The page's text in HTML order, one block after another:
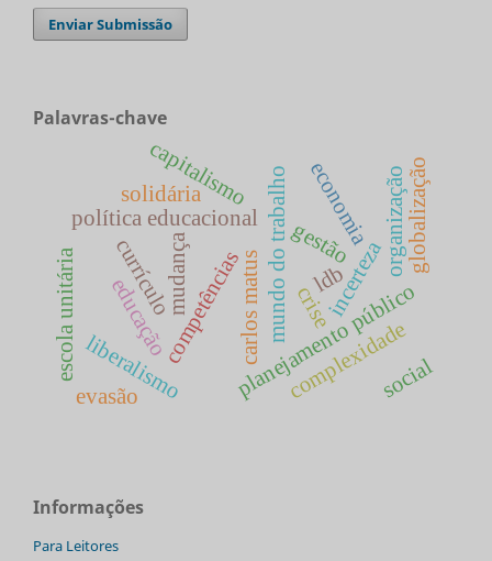
Enviar Submissão
Palavras-chave
competências
educação mundo do trabalho
política educacional
planejamento público
carlos matus
gestão
complexidade
incerteza
crise
mudança organização
liberalismo
globalização
economia
capitalismo
social
solidária
escola unitária ldb
currículo
evasão
Informações
Para Leitores